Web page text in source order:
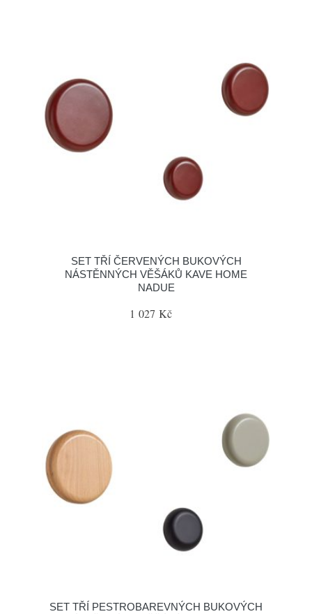
SET TŘÍ ČERVENÝCH BUKOVÝCH
NÁSTĚNNÝCH VĚŠÁKŮ KAVE HOME
NADUE
1 027 Kč
SET TŘÍ PESTROBAREVNÝCH BUKOVÝCH